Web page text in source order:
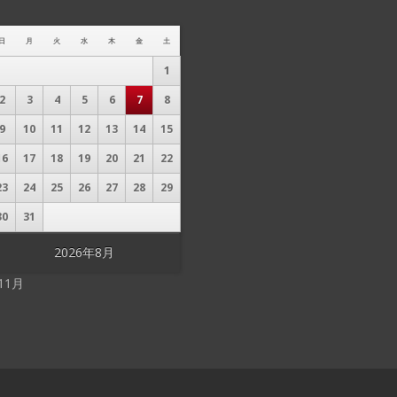
2026年8月
日 月 火 水 木 金 土
1
2
3 4 5 6 7
8
9
10 11 12 13 14
15
17 18 19 20 21
22
24 25 26 27 28
29
31
月